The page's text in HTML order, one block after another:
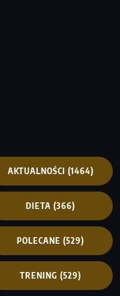
AKTUALNOŚCI (1464)
DIETA (366)
POLECANE (529)
TRENING (529)